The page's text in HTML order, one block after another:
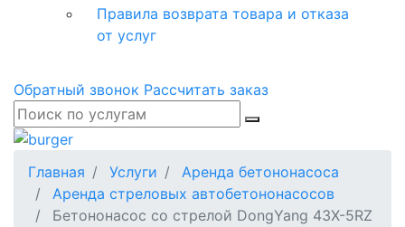
Правила возврата товара и отказа
от услуг
Обратный звонок Рассчитать заказ
Главная Услуги
Аренда бетононасоса
Аренда стреловых автобетононасосов
Бетононасос со стрелой DongYang 43X-5RZ